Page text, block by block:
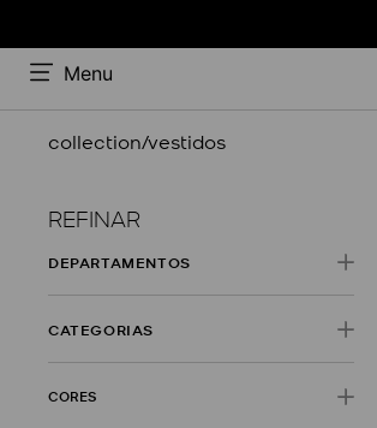
Menu
collection/vestidos
REFINAR
DEPARTAMENTO
CATEGORIA
CORES